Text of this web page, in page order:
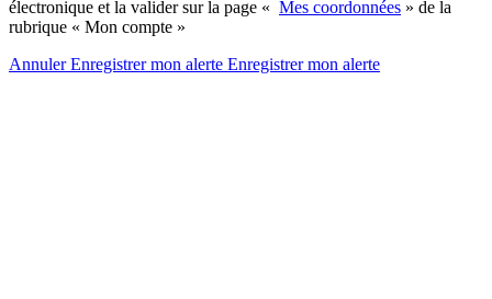
électronique et la valider sur la page « Mes coordonnées » de la
rubrique « Mon compte »
AnnulerEnregistrer mon alerte Enregistrermon alerte